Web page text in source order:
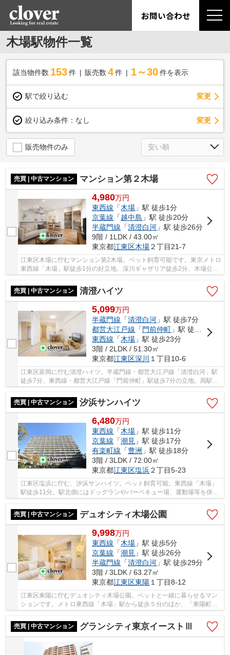
お問い合わせ
木場駅物件一覧
該当物件数 153件 販売数 4 件 1～30 件を表示
駅で絞り込む 変更
絞り込み条件： なし 変更
販売物件のみ
売買 | 中古マンション マンション第２木場
4,980万円
東西線 「木場 」駅 徒歩1分
京葉線 「越中島 」駅 徒歩20分
半蔵門線 「清澄白河 」駅 徒歩26分
9階 / 1LDK / 43.00㎡
東京都江東区木場２丁目21-7
江東区木場に佇むマンション第2木場。ペット飼育可能です。東京メトロ
東西線「木場」駅徒歩1分の好立地。深川ギャザリア徒歩2分、木場公園
徒歩5分と、買い物・飲食・自然が身近に揃い...
売買 | 中古マンション
清澄ハイツ
5,099万円
半蔵門線 「清澄白河 」駅 徒歩7分
都営大江戸線 「門前仲町 」駅 徒歩7分
東西線 「木場 」駅 徒歩23分
3階 / 2LDK / 51.30㎡
東京都江東区深川 １丁目10-6
江東区富岡に佇む清澄ハイツ。半蔵門線・都営大江戸線「清澄白河」駅
徒歩7分、東西線・都営大江戸線「門前仲町」駅徒歩7分の立地。両駅共
に駅周辺には買い物施設や飲食店が充実してい...
売買 | 中古マンション
汐浜サンハイツ
6,480万円
東西線 「木場 」駅 徒歩11分
京葉線 「潮見 」駅 徒歩17分
有楽町線 「豊洲 」駅 徒歩18分
3階 / 3LDK / 72.00㎡
東京都江東区塩浜２丁目5-23
江東区塩浜に佇む、汐浜サンハイツ。ペット飼育可能。東西線「木場」
駅徒歩11分。駅北側にはドッグランやバーベキュー場、運動場等を併設
売買 | 中古マンション
デュオシティ木場公園
9,998万円
東西線 「木場 」駅 徒歩5分
京葉線 「潮見 」駅 徒歩26分
半蔵門線 「清澄白河 」駅 徒歩29分
3階 / 3LDK / 63.27㎡
東京都江東区東陽 １丁目8-12
江東区東陽に佇むデュオシティ木場公園。ペットと一緒に暮らせるマン
ションです。メトロ東西線「木場」駅から徒歩５分のほか、「東陽町」
売買 | 中古マンション
グランシティ東京イーストⅢ